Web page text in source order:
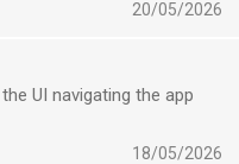
20/05/2026
UI navigating the app
18/05/2026